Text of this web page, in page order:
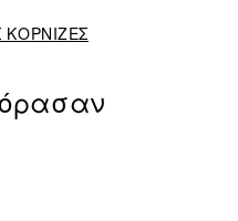
ΚΟΡΝΙΖΕΣ